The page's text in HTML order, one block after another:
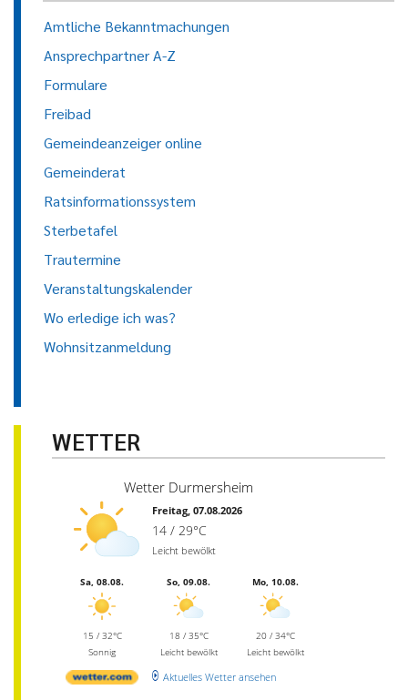
Amtliche Bekanntmachungen
Ansprechpartner A-Z
Formulare
Freibad
Gemeindeanzeiger online
Gemeinderat
Ratsinformationssystem
Sterbetafel
Trautermine
Veranstaltungskalender
Wo erledige ich was?
Wohnsitzanmeldung
WETTER
Wetter Durmersheim
Freitag, 07.08.2026
14 / 29°C
Leicht bewölkt
Sa, 08.08.
15 / 32°C
Sonnig
So, 09.08.
18 / 35°C
Leicht bewölkt
Mo, 10.08.
20 / 34°C
Leicht bewölkt
Aktuelles Wetter ansehen